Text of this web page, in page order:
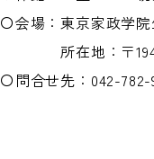
〇会場：東京家政学
所在地：〒194-
〇問合せ先：042-782-